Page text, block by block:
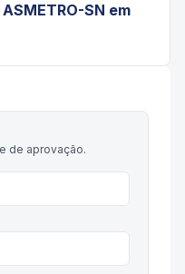
SN em
de aprovação.